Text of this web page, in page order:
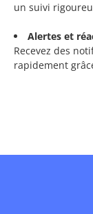
un suivi
Alertes et
Recevez des
rapidement